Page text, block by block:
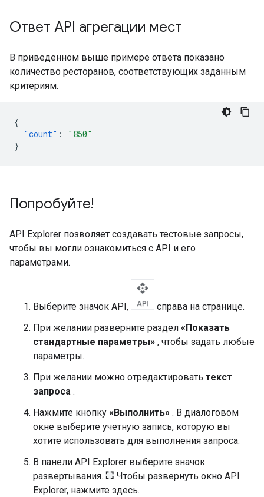
Ответ API агрегации мест
В приведенном выше примере ответа показано
количество ресторанов, соответствующих заданным
критериям.
{
"count" :
"850"
}
Попробуйте!
API Explorer позволяет создавать тестовые запросы,
чтобы вы могли ознакомиться с API и его
параметрами.
Выберите значок API,
справа на странице.
При желании разверните раздел «Показать
стандартные параметры» , чтобы задать любые
параметры.
При желании можно отредактировать текст
запроса .
Нажмите кнопку «Выполнить» . В диалоговом
окне выберите учетную запись, которую вы
хотите использовать для выполнения запроса.
В панели API Explorer выберите значок
развертывания.
Чтобы развернуть окно API
Explorer, нажмите здесь.